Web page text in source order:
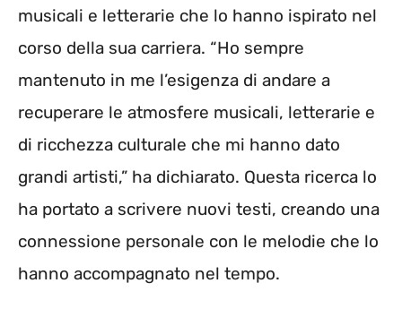
musicali e letterarie che lo hanno ispirato nel
corso della sua carriera. “Ho sempre
mantenuto in me l’esigenza di andare a
recuperare le atmosfere musicali, letterarie e
di ricchezza culturale che mi hanno dato
grandi artisti,” ha dichiarato. Questa ricerca lo
ha portato a scrivere nuovi testi, creando una
connessione personale con le melodie che lo
hanno accompagnato nel tempo.